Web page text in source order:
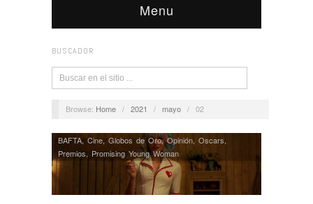
Menu
BUSCADOR
Browse: Home / 2021 / mayo / 02
BAFTA, Cine, Globos de Oro,Opinión, Oscars,
Premios, Promising Young Woman